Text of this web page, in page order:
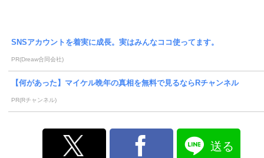
SNSアカウントを着実に成長。実はみんなココ使ってます。
PR(Dreaw合同会社)
【何があった】マイケル晩年の真相を無料で見るならRチャンネル
PR(Rチャンネル)
送る